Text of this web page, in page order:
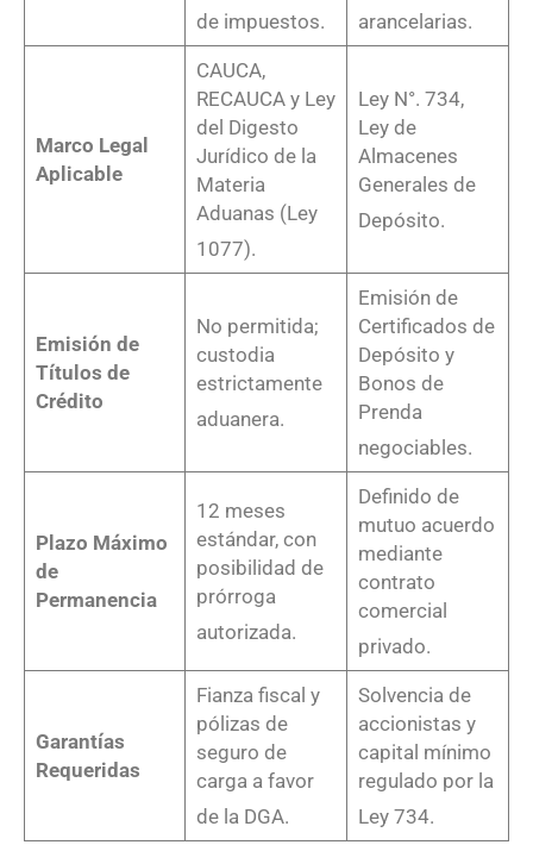
de impuestos.
arancelarias.
Marco Legal
Aplicable
CAUCA,
RECAUCA y Ley
del Digesto
Jurídico de la
Materia
Aduanas (Ley
1077).
Ley N°. 734,
Ley de
Almacenes
Generales de
Depósito.
Emisión de
Títulos de
Crédito
No permitida;
custodia
estrictamente
aduanera.
Emisión de
Certificados de
Depósito y
Bonos de
Prenda
negociables.
Plazo Máximo
de
Permanencia
12 meses
estándar, con
posibilidad de
prórroga
autorizada.
Definido de
mutuo acuerdo
mediante
contrato
comercial
privado.
Garantías
Requeridas
Fianza fiscal y
pólizas de
seguro de
carga a favor
de la DGA.
Solvencia de
accionistas y
capital mínimo
regulado por la
Ley 734.